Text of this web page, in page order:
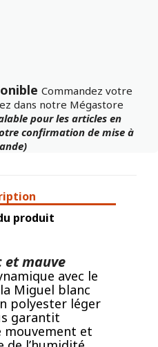
Commandez votre
dans notre Mégastore
pour les articles en
confirmation de mise à
produit
et mauve
avec le
Miguel blanc
polyester léger
garantit
et